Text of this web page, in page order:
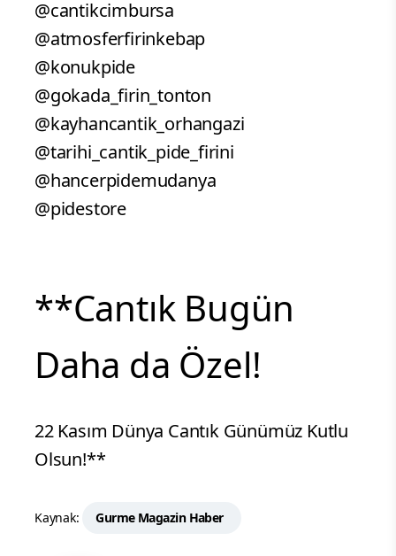
@cantikcimbursa
@atmosferfirinkebap
@konukpide
@gokada_firin_tonton
@kayhancantik_orhangazi
@tarihi_cantik_pide_firini
@hancerpidemudanya
@pidestore
**Cantık Bugün
Daha da Özel!
22 Kasım Dünya Cantık Günümüz Kutlu
Olsun!**
Kaynak: Gurme Magazin Haber